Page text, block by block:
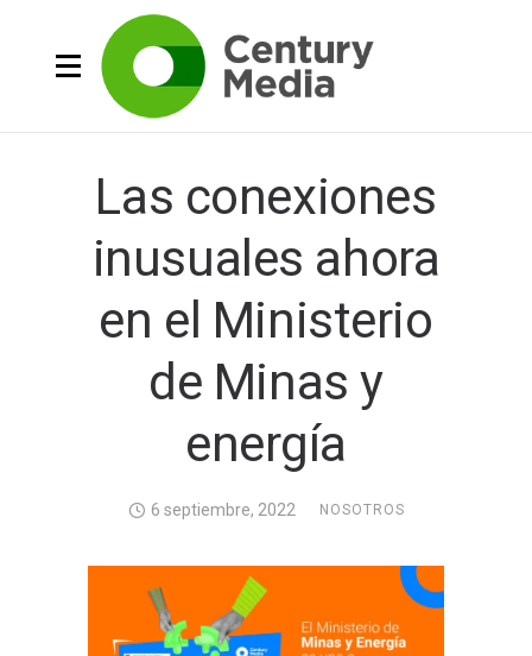
Las conexiones
inusuales ahora
en el Ministerio
de Minas y
energía
6 septiembre, 2022 NOSOTROS